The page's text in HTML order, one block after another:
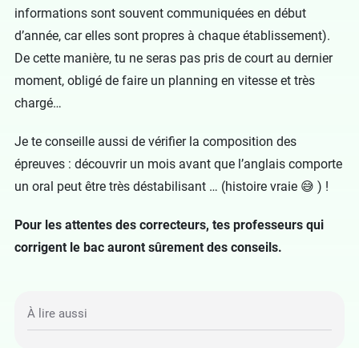
informations sont souvent communiquées en début
d’année, car elles sont propres à chaque établissement).
De cette manière, tu ne seras pas pris de court au dernier
moment, obligé de faire un planning en vitesse et très
chargé…
Je te conseille aussi de vérifier la composition des
épreuves : découvrir un mois avant que l’anglais comporte
un oral peut être très déstabilisant … (histoire vraie 😅 ) !
Pour les attentes des correcteurs, tes professeurs qui
corrigent le bac auront sûrement des conseils.
À lire aussi